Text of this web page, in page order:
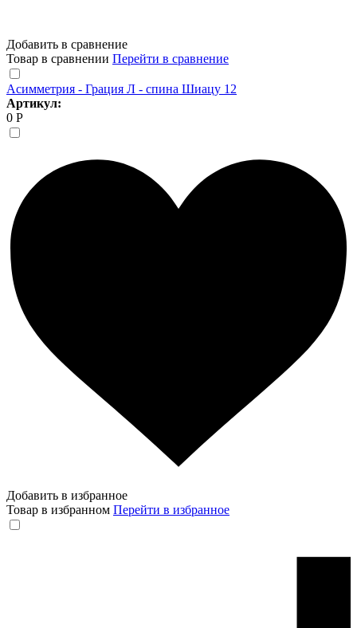
Добавить в сравнение
Товар в сравнении Перейти в сравнение
Асимметрия - Грация Л - спина Шиацу 12
Артикул:
0 Р
Добавить в избранное
Товар в избранном Перейти в избранное